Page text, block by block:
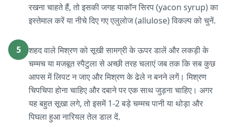
रखना चाहते हैं, तो इसकी जगह याकॉन सिरप (yacon syrup) का
इस्तेमाल करें या नीचे दिए गए एलुलोज (allulose) विकल्प को चुनें.
5
शहद वाले मिश्रण को सूखी सामग्री के ऊपर डालें और लकड़ी के
चम्मच या मजबूत स्पैटुला से अच्छी तरह चलाएं जब तक कि सब कुछ
आपस में लिपट न जाए और मिश्रण के ढेले न बनने लगें। मिश्रण
चिपचिपा होना चाहिए और दबाने पर एक साथ जुड़ना चाहिए। अगर
यह बहुत सूखा लगे, तो इसमें 1-2 बड़े चम्मच पानी या थोड़ा और
पिघला हुआ नारियल तेल डाल दें.